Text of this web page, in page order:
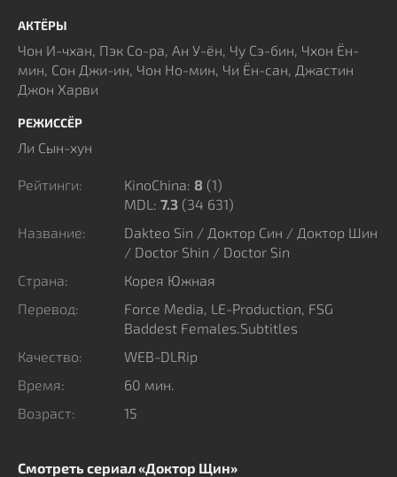
Её мать, не выдержав боли, готова отдать всё ради
дочери, в то время как вокруг разворачиваются
сложные переплетения чувств – старый
возлюбленный возвращается, а новые поклонники
проявляют своё влияние.
Эта история исследует, что важнее при любви –
решения становятся возможными, когда моральные
границы размываются. Каждый выбор несёт
разрушительные последствия, влияя на жизни и
эмоции всех участников.
АКТЁРЫ
Чон И-чхан, Пэк Со-ра, Ан У-ён, Чу Сэ-бин, Чхон Ён-
мин, Сон Джи-ин, Чон Но-мин, Чи Ён-сан, Джастин
Джон Харви
РЕЖИССЁР
Ли Сын-хун
Рейтинги: KinoChina: 8 (1)
MDL: 7.3 (34 631)
Название:
Dakteo Sin / Доктор Син / Доктор Шин
/ Doctor Shin / Doctor Sin
Страна:
Корея Южная
Перевод:
Force Media, LE-Production, FSG
Baddest Females.Subtitles
Качество:
WEB-DLRip
Время:
60 мин.
Возраст:
15
Смотреть сериал «Доктор Щин»